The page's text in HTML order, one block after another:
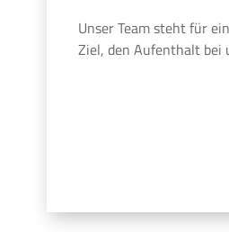
Unser Team steht für
Ziel, den Aufenthalt bei